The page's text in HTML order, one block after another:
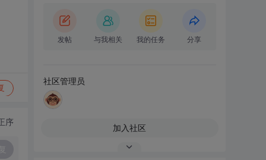
序
发帖 与我相关 我的任务 分享
社区管理员
加入社区